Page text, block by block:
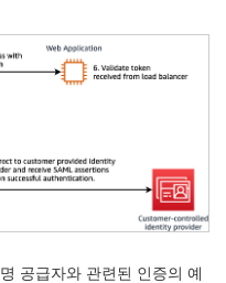
공급자와 관련된 인증의 예